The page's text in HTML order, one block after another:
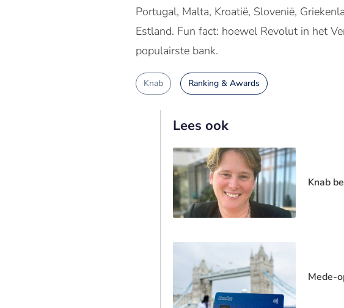
Portugal, Malta, Kroatië, Slovenië,
Estland. Fun fact: hoewel Revolut in het
populairste bank.
Knab Ranking & Awards
Lees ook
Knab
Mede-